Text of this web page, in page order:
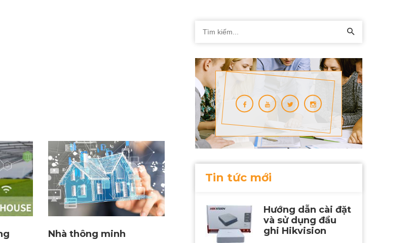
Nhà thông minh
Tin tức mới
Hướng dẫn cài đặt
và sử dụng đầu
ghi Hikvision